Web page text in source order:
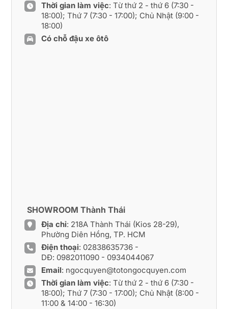
Thời gian làm việc: Từ thứ 2 - thứ 6 (7:30 -
18:00); Thứ 7 (7:30 - 17:00); Chủ Nhật (9:00 -
18:00)
Có chỗ đậu xe ôtô
SHOWROOM Thành Thái
Địa chỉ: 218A Thành Thái (Kios 28-29),
Phường Diên Hồng, TP. HCM
Điện thoại: 02838635736 -
DĐ: 0982011090- 0934044067
Email: ngocquyen@totongocquyen.com
Thời gian làm việc: Từ thứ 2 - thứ 6 (7:30 -
18:00); Thứ 7 (7:30 - 17:00); Chủ Nhật (8:00 -
11:00 & 14:00 - 16:30)